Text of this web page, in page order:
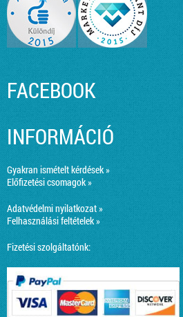
FACEBOOK
INFORMÁCIÓ
Gyakran ismételt kérdések »
Előfizetési csomagok »
Adatvédelmi nyilatkozat »
Felhasználási feltételek »
Fizetési szolgáltatónk: